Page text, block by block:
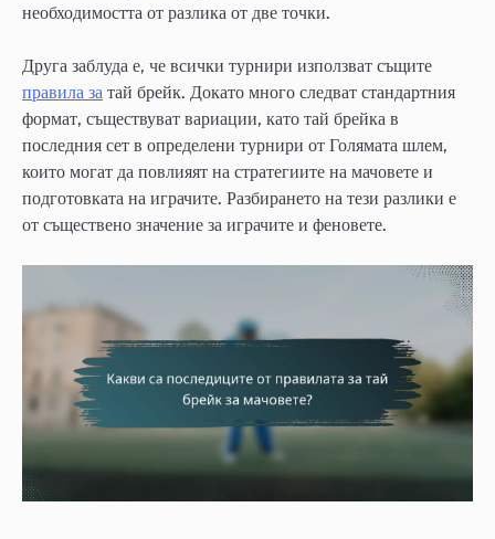
необходимостта от разлика от две точки.
Друга заблуда е, че всички турнири използват същите
правила за тай брейк. Докато много следват стандартния
формат, съществуват вариации, като тай брейка в
последния сет в определени турнири от Голямата шлем,
които могат да повлияят на стратегиите на мачовете и
подготовката на играчите. Разбирането на тези разлики е
от съществено значение за играчите и феновете.